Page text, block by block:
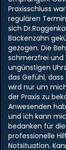
Praxisschluss
regulären
sich
Backenzahn
gezogen. Die
schmerzfrei
ungünstigen
das Gefühl,
wird nur um
der Praxis zu
Anwesenden
und ich kann
bedanken für
professionelle
Notsituation.